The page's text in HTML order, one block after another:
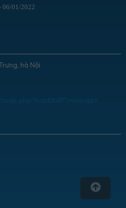
06/01/2022
hà Nội
script>